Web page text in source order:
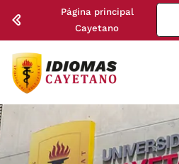
Página principal
Cayetano